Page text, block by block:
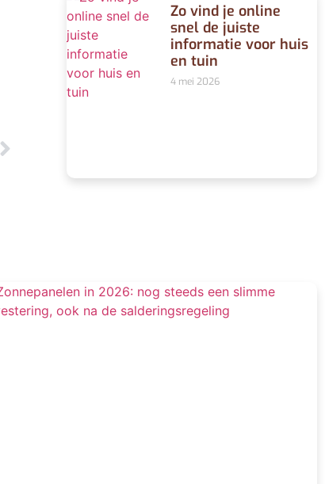
Zo vind je online
snel de juiste
informatie voor huis
en tuin
4 mei 2026